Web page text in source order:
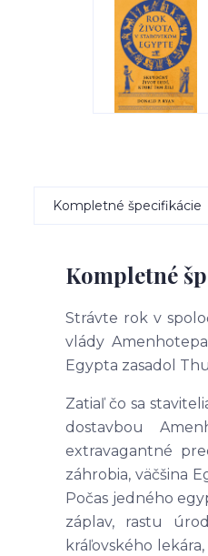
Kompletné špecifikácie
Kompletné
Strávte rok v
vlády
Egypta zasadol
Zatiaľ čo sa
dostavbou
extravagantné
záhrobia, väčšina
Počas jedného
záplav, rastu
kráľovského